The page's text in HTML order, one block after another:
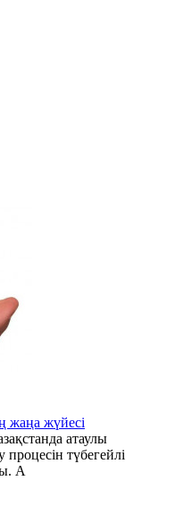
жаңа жүйесі
атаулы
түбегейлі
А